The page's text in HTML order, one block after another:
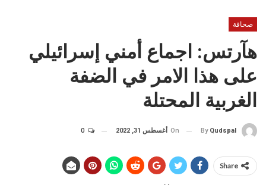
صحافة
هآرتس: اجماع أمني إسرائيلي
على هذا الامر في الضفة
الغربية المحتلة
By Qudspal
On أغسطس 31, 2022
Share